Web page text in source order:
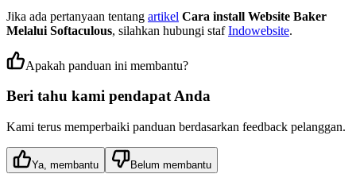
Jika ada pertanyaan tentang artikel Cara install Website Baker
Melalui Softaculous, silahkan hubungi stafIndowebsite.
Apakah panduan ini membantu?
Beri tahu kami pendapat Anda
Kami terus memperbaiki panduan berdasarkan feedback pelanggan.
Ya, membantu Belum membantu